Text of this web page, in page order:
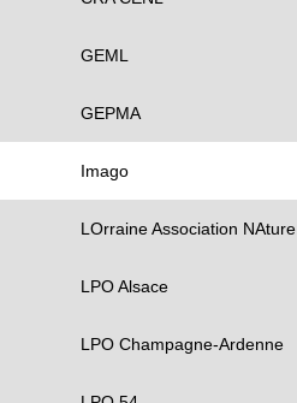
GEML
GEPMA
Imago
LOrraine Association NAture
LPO Alsace
LPO Champagne-Ardenne